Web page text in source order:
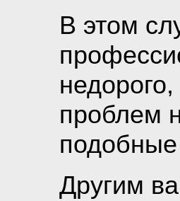
В этом
проблем
подобные
Другим